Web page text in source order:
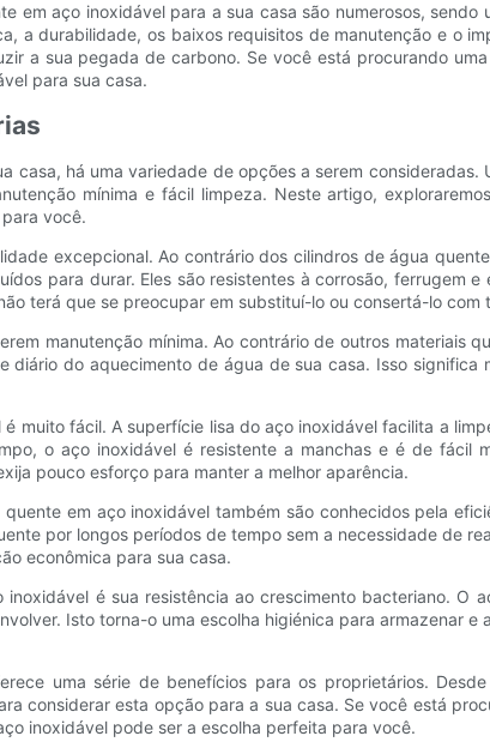
em aço inoxidável para a sua casa são numerosos,
a durabilidade, os baixos requisitos de manutenção e o
a sua pegada de carbono. Se você está procurando
para sua casa.
casa, há uma variedade de opções a serem
mínima e fácil limpeza. Neste artigo,
você.
excepcional. Ao contrário dos cilindros de água
para durar. Eles são resistentes à corrosão, ferrugem
terá que se preocupar em substituí-lo ou consertá-lo
manutenção mínima. Ao contrário de outros materiais
do aquecimento de água de sua casa. Isso
muito fácil. A superfície lisa do aço inoxidável facilita a
o aço inoxidável é resistente a manchas e é de fácil
pouco esforço para manter a melhor aparência.
em aço inoxidável também são conhecidos pela
por longos períodos de tempo sem a necessidade de
econômica para sua casa.
é sua resistência ao crescimento bacteriano. O
Isto torna-o uma escolha higiénica para armazenar
uma série de benefícios para os proprietários.
considerar esta opção para a sua casa. Se você está
inoxidável pode ser a escolha perfeita para você.